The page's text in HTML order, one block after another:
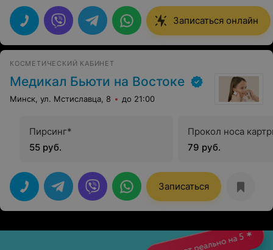
и ничего не надо подпиливать и исправлять) Очень
понравилось, вернусь
Записаться онлайн
КОСМЕТИЧЕСКИЙ КАБИНЕТ
Медикал Бьюти на Востоке
Минск, ул. Мстиславца, 8 до 21:00
Пирсинг*
55 руб.
Прокол носа
79 руб.
Записаться